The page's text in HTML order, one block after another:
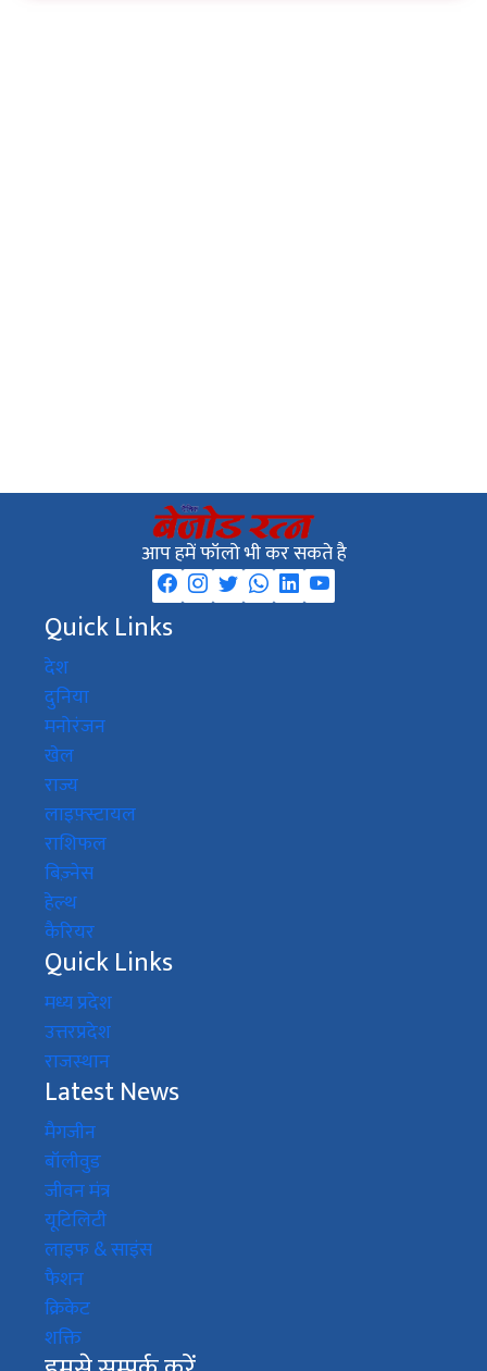
आप हमें फॉलो भी कर सकते है
Quick Links
देश
दुनिया
मनोरंजन
खेल
राज्य
लाइफ़्स्टायल
राशिफल
बिज़्नेस
हेल्थ
कैरियर
Quick Links
मध्य प्रदेश
उत्तरप्रदेश
राजस्थान
Latest News
मैगजीन
बॉलीवुड
जीवन मंत्र
यूटिलिटी
लाइफ & साइंस
फैशन
क्रिकेट
शक्ति